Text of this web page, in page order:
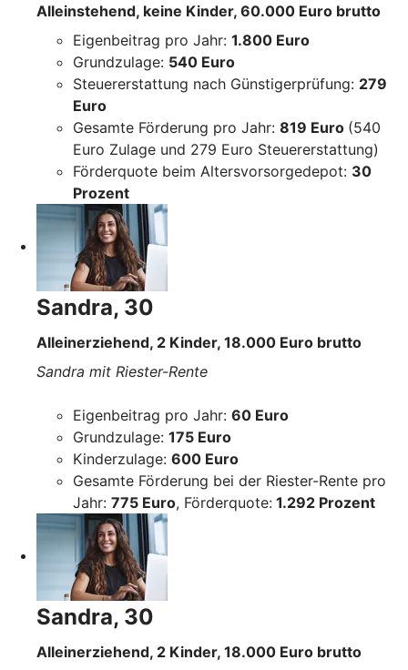
Alleinstehend, keine Kinder, 60.000 Euro brutto
Eigenbeitrag pro Jahr: 1.800 Euro
Grundzulage: 540 Euro
Steuererstattung nach Günstigerprüfung: 279
Euro
Gesamte Förderung pro Jahr: 819 Euro (540
Euro Zulage und 279 Euro Steuererstattung)
Förderquote beim Altersvorsorgedepot: 30
Prozent
Sandra, 30
Alleinerziehend, 2 Kinder, 18.000 Euro brutto
Sandra mit Riester-Rente
Eigenbeitrag pro Jahr: 60 Euro
Grundzulage: 175 Euro
Kinderzulage: 600 Euro
Gesamte Förderung bei der Riester-Rente pro
Jahr: 775 Euro, Förderquote: 1.292 Prozent
Sandra, 30
Alleinerziehend, 2 Kinder, 18.000 Euro brutto